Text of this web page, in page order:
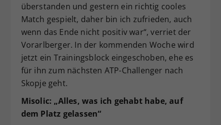
überstanden und gestern ein richtig cooles
Match gespielt, daher bin ich zufrieden, auch
wenn das Ende nicht positiv war“, verriet der
Vorarlberger. In der kommenden Woche wird
jetzt ein Trainingsblock eingeschoben, ehe es
für ihn zum nächsten ATP-Challenger nach
Skopje geht.
Misolic: „Alles, was ich gehabt habe, auf
dem Platz gelassen“